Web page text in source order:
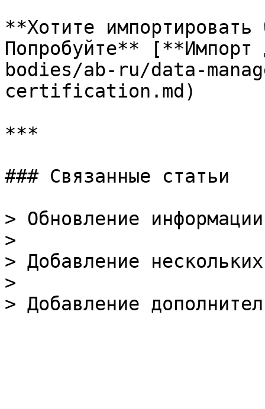
**Хотите импортировать
Попробуйте**
bodies/ab-ru/data-
certification.md)
***
### Связанные статьи
> Обновление
>
> Добавление
>